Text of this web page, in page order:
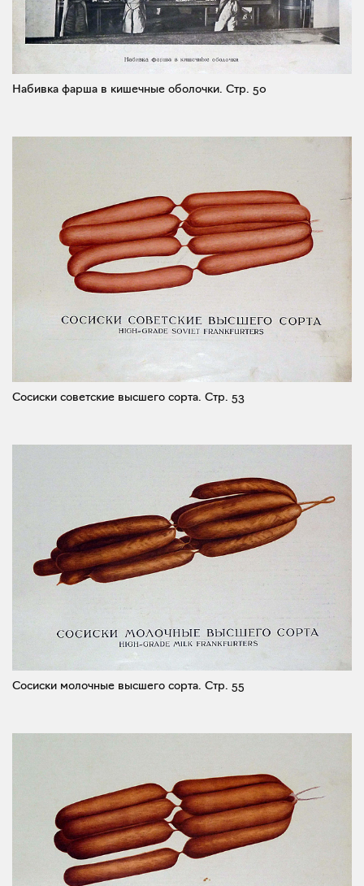
Набивка фарша в кишечные оболочки. Стр. 50
Сосиски советские высшего сорта. Стр. 53
Сосиски молочные высшего сорта. Стр. 55